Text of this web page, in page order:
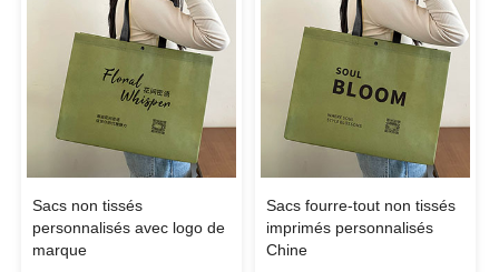
Sacs non tissés
personnalisés avec logo de
marque
Sacs fourre-tout non tissés
imprimés personnalisés
Chine